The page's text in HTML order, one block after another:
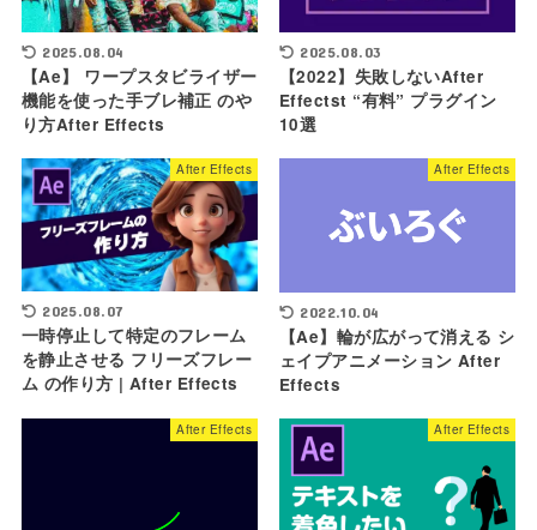
2025.08.04
【Ae】 ワープスタビライザー
機能を使った手ブレ補正 のや
り方After Effects
2025.08.03
【2022】失敗しないAfter
Effectst “有料” プラグイン
10選
After Effects
2025.08.07
一時停止して特定のフレーム
を静止させる フリーズフレー
ム の作り方 | After Effects
After Effects
2022.10.04
【Ae】輪が広がって消える シ
ェイプアニメーション After
Effects
After Effects After Effects